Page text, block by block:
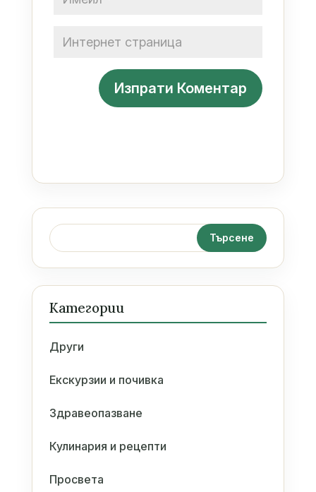
Категории
Други
Екскурзии и почивка
Здравеопазване
Кулинария и рецепти
Просвета